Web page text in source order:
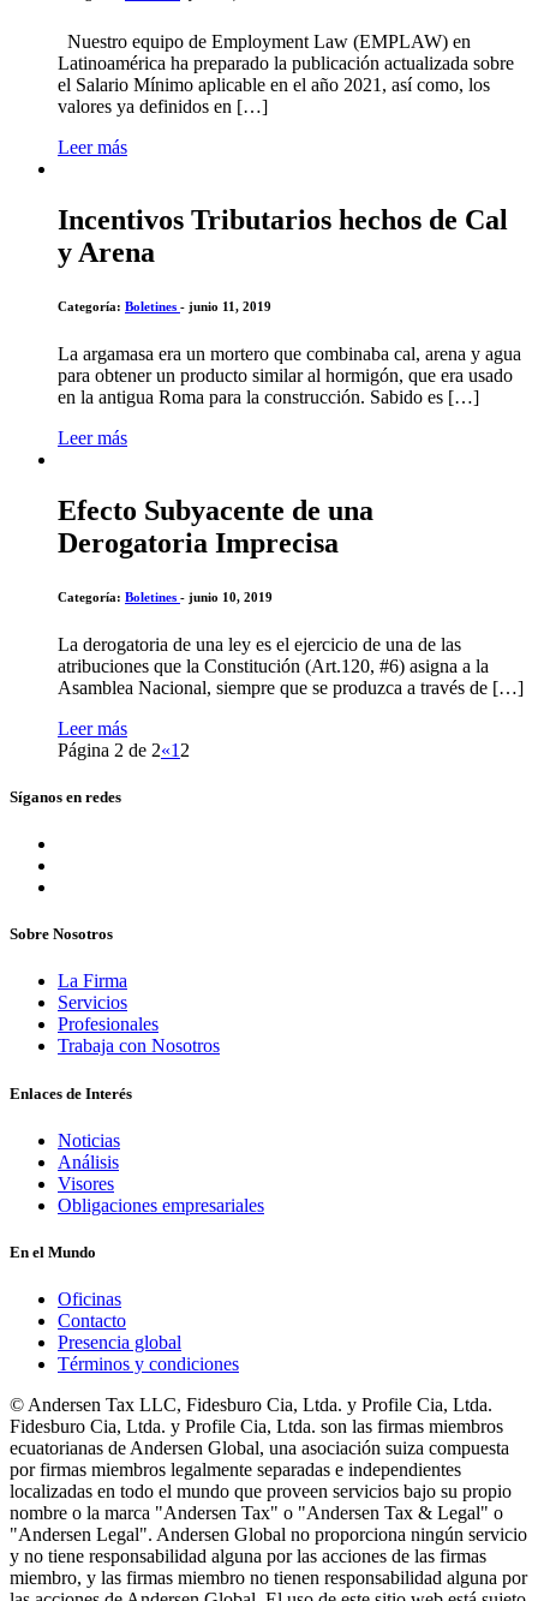
Nuestro equipo de Employment Law (EMPLAW) en
Latinoamérica ha preparado la publicación actualizada sobre
el Salario Mínimo aplicable en el año 2021, así como, los
valores ya definidos en […]
Leer más
Incentivos Tributarios hechos de Cal
y Arena
Categoría: Boletines - junio 11, 2019
La argamasa era un mortero que combinaba cal, arena y agua
para obtener un producto similar al hormigón, que era usado
en la antigua Roma para la construcción. Sabido es […]
Leer más
Efecto Subyacente de una
Derogatoria Imprecisa
Categoría: Boletines - junio 10, 2019
La derogatoria de una ley es el ejercicio de una de las
atribuciones que la Constitución (Art.120, #6) asigna a la
Asamblea Nacional, siempre que se produzca a través de […]
Leer más
Página 2 de 2«1 2
Síganos en redes
Sobre Nosotros
La Firma
Servicios
Profesionales
Trabaja con Nosotros
Enlaces de Interés
Noticias
Análisis
Visores
Obligaciones empresariales
En el Mundo
Oficinas
Contacto
Presencia global
Términos y condiciones
© Andersen Tax LLC, Fidesburo Cia, Ltda. y Profile Cia, Ltda.
Fidesburo Cia, Ltda. y Profile Cia, Ltda. son las firmas miembros
ecuatorianas de Andersen Global, una asociación suiza compuesta
por firmas miembros legalmente separadas e independientes
localizadas en todo el mundo que proveen servicios bajo su propio
nombre o la marca "Andersen Tax" o "Andersen Tax & Legal" o
"Andersen Legal". Andersen Global no proporciona ningún servicio
y no tiene responsabilidad alguna por las acciones de las firmas
miembro, y las firmas miembro no tienen responsabilidad alguna por